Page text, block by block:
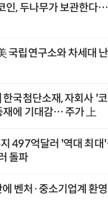
인, 두나무가 보관한다
국립연구소와 차세대
한국첨단소재, 자회사 '
재에 기대감… 주가 上
497억달러 '역대 최
돌파
벤처·중소기업계 환